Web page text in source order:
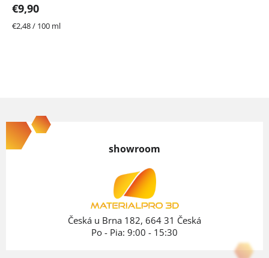
5
hviezdičiek.
€9,90
Jednotková
€2,48 / 100 ml
á
p
showroom
Česká u Brna 182, 664 31 Česká
Po - Pia: 9:00 - 15:30